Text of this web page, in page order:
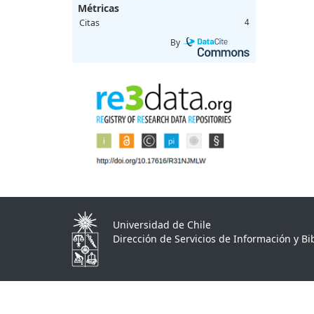
Métricas
Citas 4
By
Universidad de Chile
Dirección de Servicios de Información y